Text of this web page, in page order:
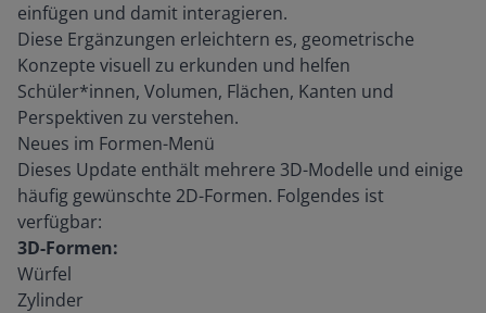
einfügen und damit interagieren.
Diese Ergänzungen erleichtern es, geometrische
Konzepte visuell zu erkunden und helfen
Schüler*innen, Volumen, Flächen, Kanten und
Perspektiven zu verstehen.
Neues im Formen-Menü
Dieses Update enthält mehrere 3D-Modelle und einige
häufig gewünschte 2D-Formen. Folgendes ist
verfügbar:
3D-Formen:
Würfel
Zylinder